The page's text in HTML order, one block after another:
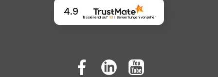
4.9
Basierend auf 131 Bewertungenvon jeher